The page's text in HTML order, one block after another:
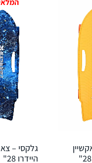
גלקסי –
היידרו 28"